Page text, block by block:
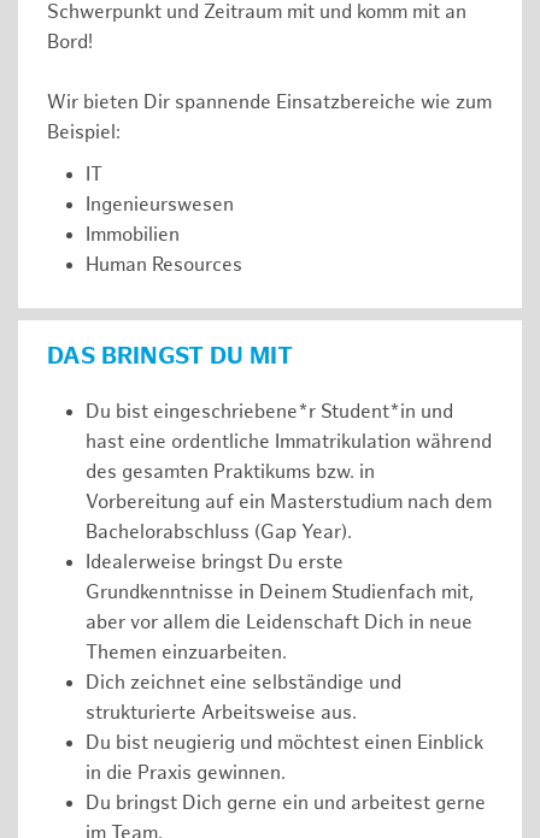
Schwerpunkt und Zeitraum mit und komm mit an
Bord!
Wir bieten Dir spannende Einsatzbereiche wie zum
Beispiel:
IT
Ingenieurswesen
Immobilien
Human Resources
DAS BRINGST DU MIT
Du bist eingeschriebene*r Student*in und
hast eine ordentliche Immatrikulation während
des gesamten Praktikums bzw. in
Vorbereitung auf ein Masterstudium nach dem
Bachelorabschluss (Gap Year).
Idealerweise bringst Du erste
Grundkenntnisse in Deinem Studienfach mit,
aber vor allem die Leidenschaft Dich in neue
Themen einzuarbeiten.
Dich zeichnet eine selbständige und
strukturierte Arbeitsweise aus.
Du bist neugierig und möchtest einen Einblick
in die Praxis gewinnen.
Du bringst Dich gerne ein und arbeitest gerne